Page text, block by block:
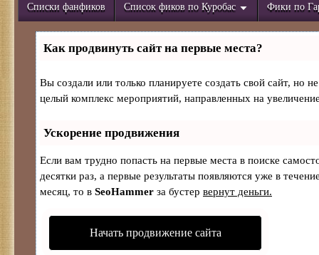
Списки фанфиков Список фиков по Куробас Фики по
Как продвинуть сайт на первые места?
Вы создали или только планируете создать свой сайт, но
целый комплекс мероприятий, направленных на
Ускорение продвижения
Если вам трудно попасть на первые места в поиске
десятки раз, а первые результаты появляются уже в
месяц, то в SeoHammer за бустер вернут деньги.
Начать продвижение сайта